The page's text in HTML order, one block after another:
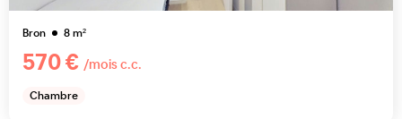
Bron 8m²
570 € /mois c.c.
Chambre